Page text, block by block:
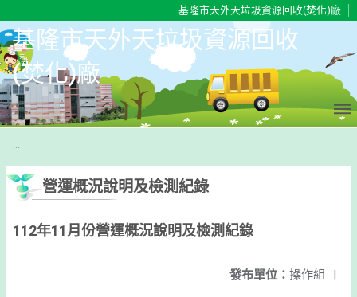
基隆市天外天垃圾資源回收(焚化)廠
基隆市天外天垃圾資源回收
(焚化)廠
:::
營運概況說明及檢測紀錄
112年11月份營運概況說明及檢測紀錄
發布單位： 操作組 |